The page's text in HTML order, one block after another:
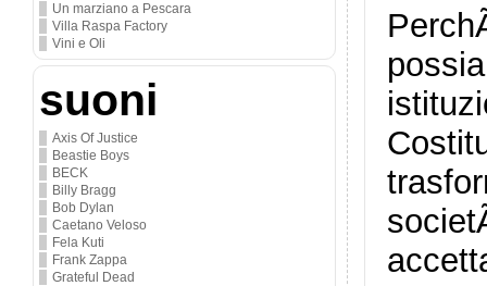
Un marziano a Pescara
Villa Raspa Factory
Vini e Oli
suoni
Axis Of Justice
Beastie Boys
BECK
Billy Bragg
Bob Dylan
Caetano Veloso
Fela Kuti
Frank Zappa
Grateful Dead